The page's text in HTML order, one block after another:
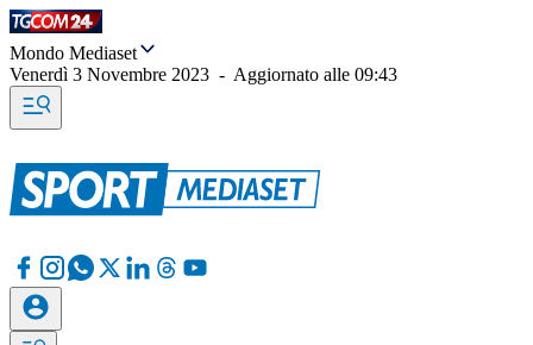
Mondo Mediaset
Venerdì 3 Novembre 2023 - Aggiornato alle 09:43